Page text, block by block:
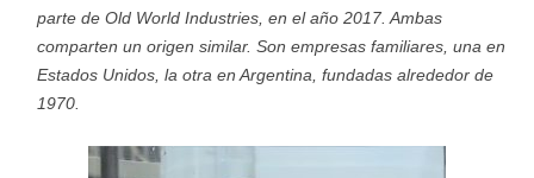
parte de Old World Industries, en el año 2017. Ambas
comparten un origen similar. Son empresas familiares, una en
Estados Unidos, la otra en Argentina, fundadas alrededor de
1970.